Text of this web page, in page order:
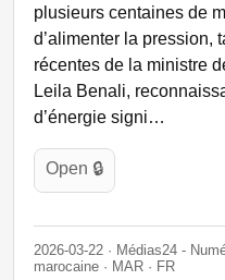
plusieurs centaines de
d’alimenter la pression,
récentes de la ministre
Leila Benali,
d’énergie signi…
Open 🔒
2026-03-22 · Médias24 -
marocaine · MAR · FR